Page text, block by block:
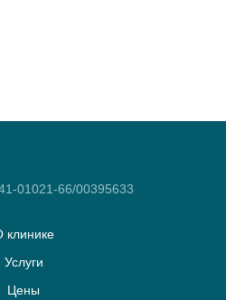
01021-66/00395633
клинике
Услуги
Цены